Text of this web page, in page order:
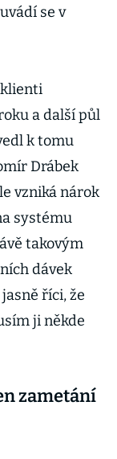
se v
klienti
a další půl
k tomu
Drábek
vzniká nárok
systému
takovým
dávek
říci, že
ji někde
zametání